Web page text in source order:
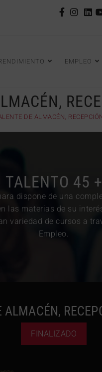
EMPLEO
DE ALMACÉN,
TALENTO 45 +
dispone de una
las materias de su
variedad de cursos a
Empleo.
FINALIZADO